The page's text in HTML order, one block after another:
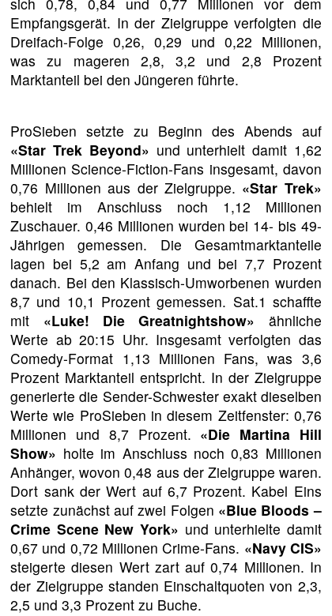
Empfangsgerät. In der Zielgruppe verfolgten die
Dreifach-Folge 0,26, 0,29 und 0,22 Millionen,
was zu mageren 2,8, 3,2 und 2,8 Prozent
Marktanteil bei den Jüngeren führte.
ProSieben setzte zu Beginn des Abends auf
«Star Trek Beyond» und unterhielt damit 1,62
Millionen Science-Fiction-Fans insgesamt, davon
0,76 Millionen aus der Zielgruppe. «Star Trek»
behielt im Anschluss noch 1,12 Millionen
Zuschauer. 0,46 Millionen wurden bei 14- bis 49-
Jährigen gemessen. Die Gesamtmarktanteile
lagen bei 5,2 am Anfang und bei 7,7 Prozent
danach. Bei den Klassisch-Umworbenen wurden
8,7 und 10,1 Prozent gemessen. Sat.1 schaffte
mit «Luke! Die Greatnightshow» ähnliche
Werte ab 20:15 Uhr. Insgesamt verfolgten das
Comedy-Format 1,13 Millionen Fans, was 3,6
Prozent Marktanteil entspricht. In der Zielgruppe
generierte die Sender-Schwester exakt dieselben
Werte wie ProSieben in diesem Zeitfenster: 0,76
Millionen und 8,7 Prozent. «Die Martina Hill
Show» holte im Anschluss noch 0,83 Millionen
Anhänger, wovon 0,48 aus der Zielgruppe waren.
Dort sank der Wert auf 6,7 Prozent. Kabel Eins
setzte zunächst auf zwei Folgen «Blue Bloods –
Crime Scene New York» und unterhielte damit
0,67 und 0,72 Millionen Crime-Fans. «Navy CIS»
steigerte diesen Wert zart auf 0,74 Millionen. In
der Zielgruppe standen Einschaltquoten von 2,3,
2,5 und 3,3 Prozent zu Buche.